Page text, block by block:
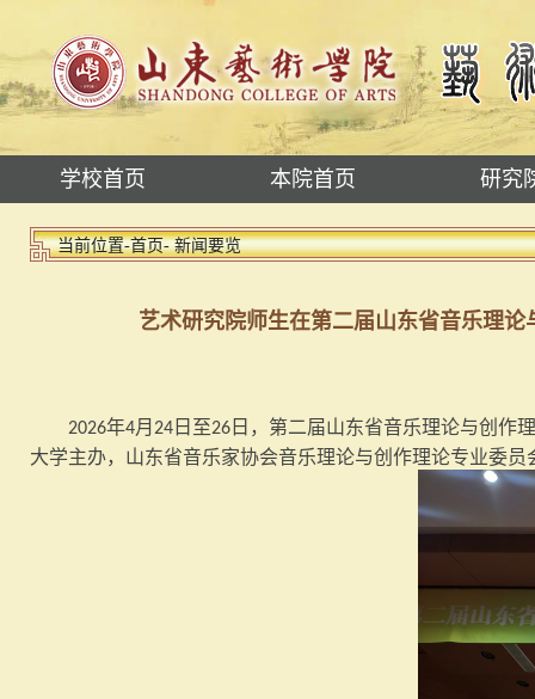
学校首页 本院首页 研究
当前位置-首页- 新闻要览
艺术研究院师生在第二届山东省音乐理
2026年4月 24 日至26 日，第二届山东省音乐理论与创作
大学主办，山东省音乐家协会音乐理论与创作理论专业委